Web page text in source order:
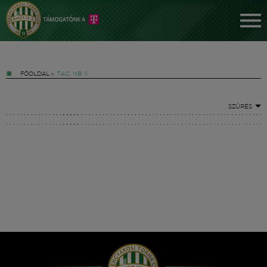
FŐOLDAL » TAG: NB II
SZŰRÉS
Hírek